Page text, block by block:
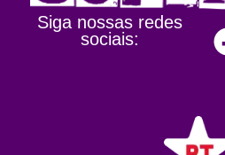
Siga nossas redes
sociais: